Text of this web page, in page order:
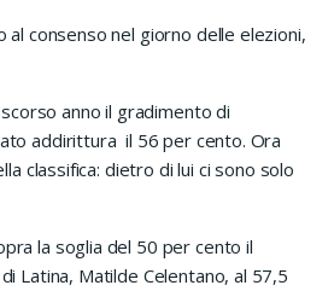
consenso nel giorno delle elezioni,
anno il gradimento di
addirittura il 56 per cento. Ora
classifica: dietro di lui ci sono solo
la soglia del 50 per cento il
Latina, Matilde Celentano, al 57,5